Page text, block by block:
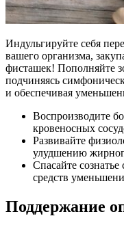
Индульгируйте себя
вашего организма,
фисташек! Пополняйте
подчиняясь
и обеспечивая
Воспроизводите
кровеносных
Развивайте
улудшению
Спасайте
средств
Поддержание